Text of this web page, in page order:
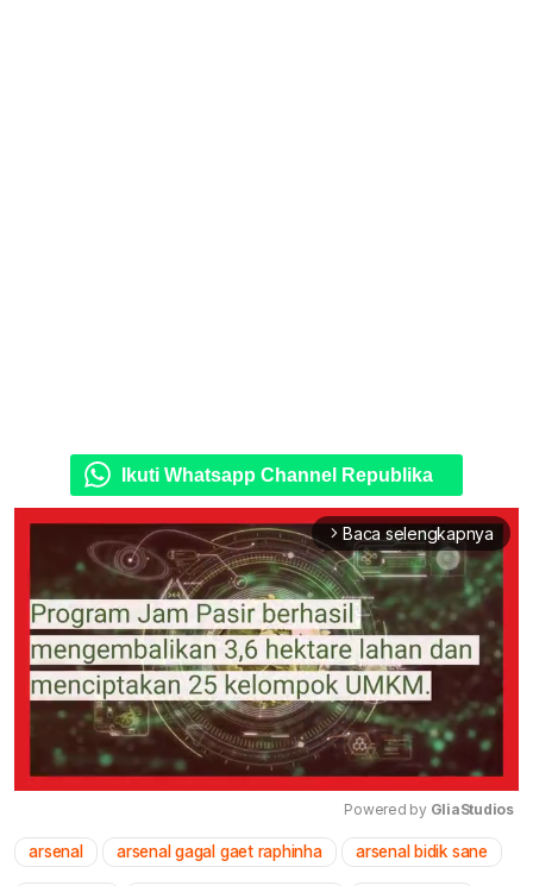
Ikuti Whatsapp Channel Republika
arrow_forward_ios Baca selengkapnya
Mute
Powered by GliaStudios
arsenal arsenal gagal gaet raphinha arsenal bidik sane